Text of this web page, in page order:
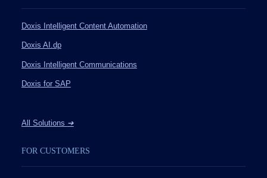
Doxis Intelligent Content Automation
Doxis AI.dp
Doxis Intelligent Communications
Doxis for SAP
All Solutions ➔
FOR CUSTOMERS